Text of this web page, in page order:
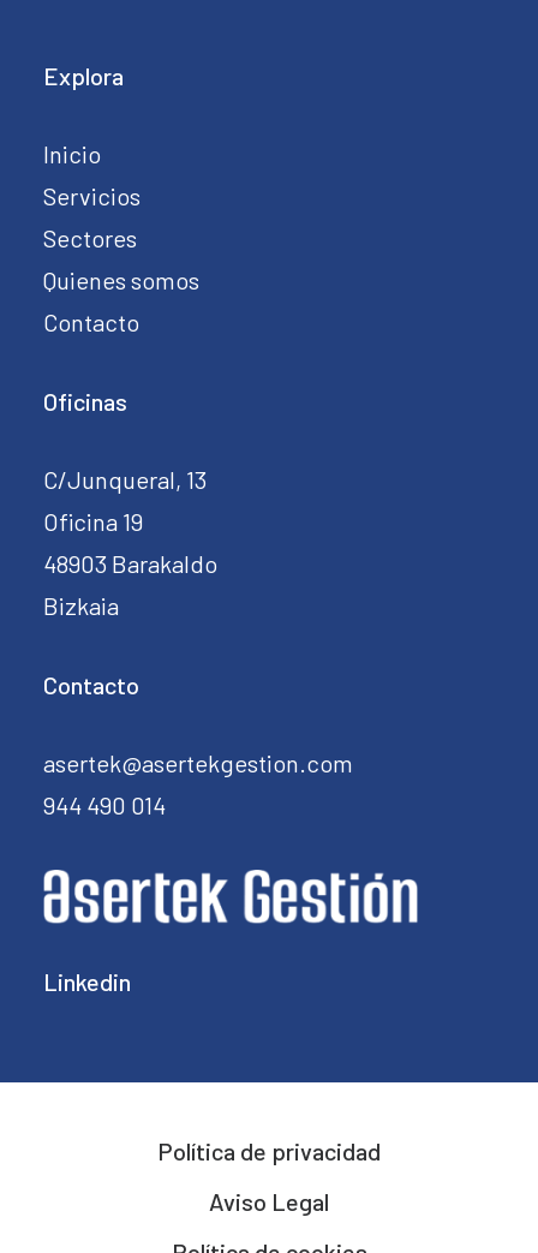
Linkedin
Explora
Inicio
Servicios
Sectores
Quienes somos
Contacto
Oficinas
C/Junqueral, 13
Oficina 19
48903 Barakaldo
Bizkaia
Contacto
asertek@asertekgestion.com
944 490 014
Política de privacidad
Aviso Legal